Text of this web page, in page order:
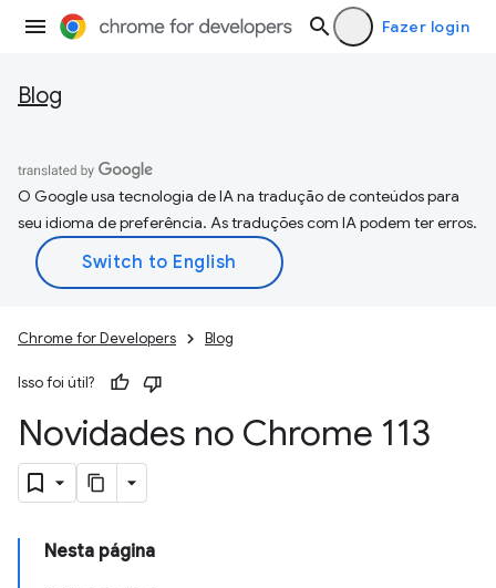
Fazer login
Blog
O Google usa tecnologia de IA na tradução de conteúdos para
seu idioma de preferência. As traduções com IA podem ter erros.
Chrome for Developers Blog
Isso foi útil?
Novidades no Chrome 113
Nesta página